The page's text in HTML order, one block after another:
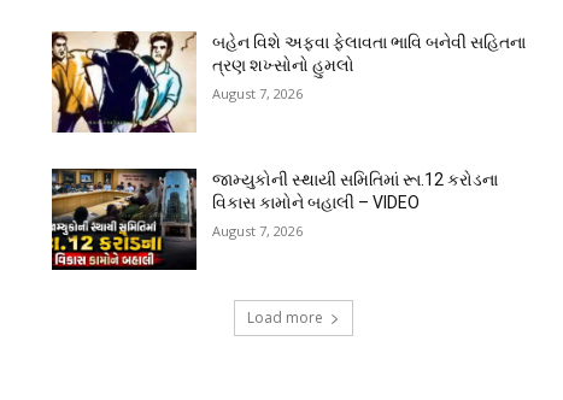
બહેન વિશે અફવા ફેલાવતા ભાવિ બનેવી સહિતના
ત્રણ શખ્સોનો હુમલો
August 7, 2026
જામ્યુકોની સ્થાયી સમિતિમાં રૂા.12 કરોડના
વિકાસ કામોને બહાલી – VIDEO
August 7, 2026
Load more